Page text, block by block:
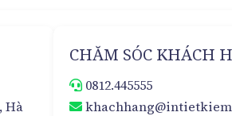
Hà
CHĂM SÓC KHÁCH
0812.445555